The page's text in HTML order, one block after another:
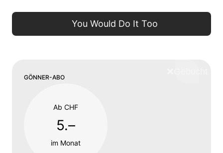
You Would Do It Too
GÖNNER-ABO
Ab CHF
5.–
im Monat